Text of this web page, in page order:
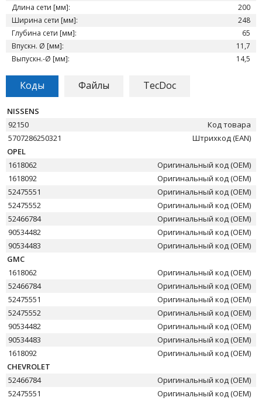
Длина сети [мм]:
200
Ширина сети [мм]:
248
Глубина сети [мм]:
65
Впускн. Ø [мм]:
11,7
Выпускн.-Ø [мм]:
14,5
Коды Файлы TecDoc
NISSENS
92150
Код товара
5707286250321
Штрихкод (EAN)
OPEL
1618062
Оригинальный код (OEM)
1618092
Оригинальный код (OEM)
52475551
Оригинальный код (OEM)
52475552
Оригинальный код (OEM)
52466784
Оригинальный код (OEM)
90534482
Оригинальный код (OEM)
90534483
Оригинальный код (OEM)
GMC
1618062
Оригинальный код (OEM)
52466784
Оригинальный код (OEM)
52475551
Оригинальный код (OEM)
52475552
Оригинальный код (OEM)
90534482
Оригинальный код (OEM)
90534483
Оригинальный код (OEM)
1618092
Оригинальный код (OEM)
CHEVROLET
52466784
Оригинальный код (OEM)
52475551
Оригинальный код (OEM)